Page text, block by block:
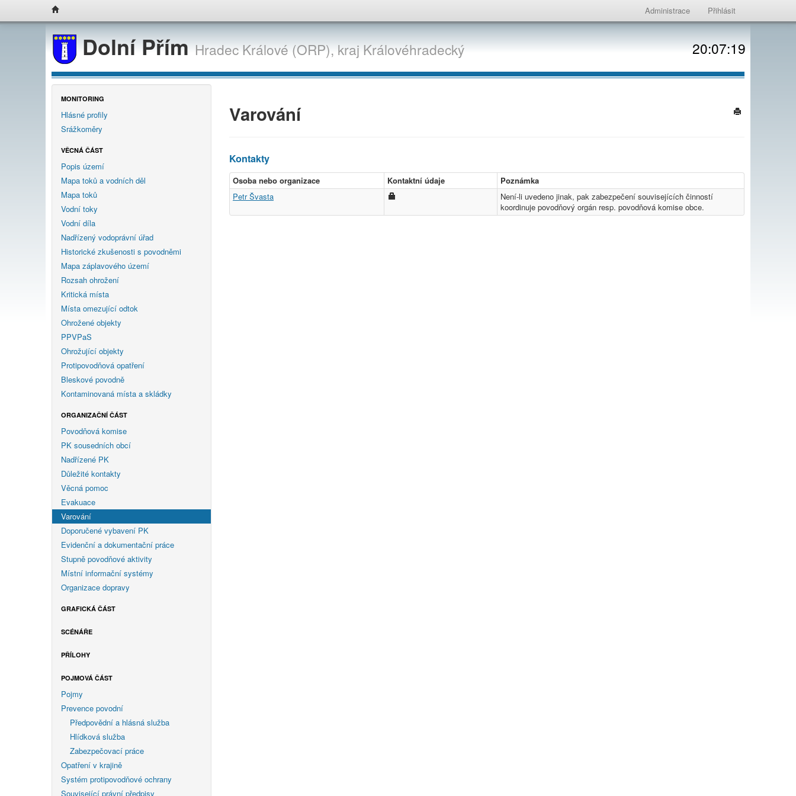
Administrace Přihlásit
Dolní PřímHradec Králové (ORP),krajKrálovéhradecký 20:07:19
MONITORING
Hlásné profily
Srážkoměry
VĚCNÁ ČÁST
Popis území
Mapa toků a vodních děl
Mapa toků
Vodní toky
Vodní díla
Nadřízený vodoprávní úřad
Historické zkušenosti s povodněmi
Mapa záplavového území
Rozsah ohrožení
Kritická místa
Místa omezující odtok
Ohrožené objekty
PPVPaS
Ohrožující objekty
Protipovodňová opatření
Bleskové povodně
Kontaminovaná místa a skládky
ORGANIZAČNÍ ČÁST
Povodňová komise
PK sousedních obcí
Nadřízené PK
Důležité kontakty
Věcná pomoc
Evakuace
Varování
Doporučené vybavení PK
Evidenční a dokumentační práce
Stupně povodňové aktivity
Místní informační systémy
Organizace dopravy
GRAFICKÁ ČÁST
SCÉNÁŘE
PŘÍLOHY
POJMOVÁ ČÁST
Pojmy
Prevence povodní
Předpovědní a hlásná služba
Hlídková služba
Zabezpečovací práce
Opatření v krajině
Systém protipovodňové ochrany
Související právní předpisy
Varování
Kontakty
Osoba nebo organizace Kontaktní údaje
Poznámka
Petr Švasta
Není-li uvedeno jinak, pak zabezpečení souvisejících činností
koordinuje povodňový orgán resp. povodňová komise obce.